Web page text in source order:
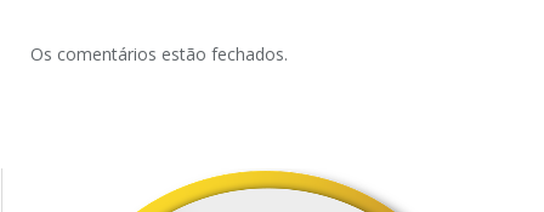
Os comentários estão fechados.